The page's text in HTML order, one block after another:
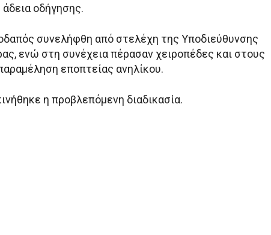
οδήγησης.
συνελήφθη από στελέχη της Υποδιεύθυνσης
ενώ στη συνέχεια πέρασαν χειροπέδες και στους
εποπτείας ανηλίκου.
η προβλεπόμενη διαδικασία.